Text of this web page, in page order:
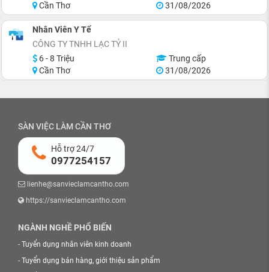
Cần Thơ
31/08/2026
Nhân Viên Y Tế
CÔNG TY TNHH LẠC TỶ II
6 - 8 Triệu
Trung cấp
Cần Thơ
31/08/2026
SÀN VIỆC LÀM CẦN THƠ
Hỗ trợ 24/7
0977254157
lienhe@sanvieclamcantho.com
https://sanvieclamcantho.com
NGÀNH NGHỀ PHỔ BIẾN
- Tuyển dụng nhân viên kinh doanh
- Tuyển dụng bán hàng, giới thiệu sản phẩm